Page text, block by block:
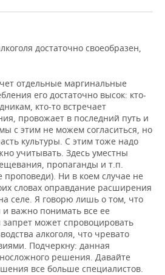
достаточно своеобразен,
отдельные маргинальные
его достаточно высок: кто-
кто-то встречает
провожает в последний путь и
с этим не можем согласиться, но
культуры. С этим тоже надо
учитывать. Здесь уместны
пропаганды и т.п.
Ни в коем случае не
словах оправдание расширения
селе. Я говорю лишь о том, что
важно понимать все ее
может спровоцировать
алкоголя, что чревато
Подчеркну: данная
решения. Давайте
все больше специалистов.